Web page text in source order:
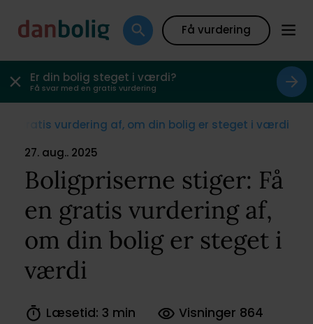
Få vurdering
Er din bolig steget i værdi?
Få svar med en gratis vurdering
en gratis vurdering af, om din bolig er steget i værdi
Boligpriserne stiger: Få
en gratis vurdering af,
om din bolig er steget i
værdi
27. aug.. 2025
Læsetid: 3 min Visninger 864